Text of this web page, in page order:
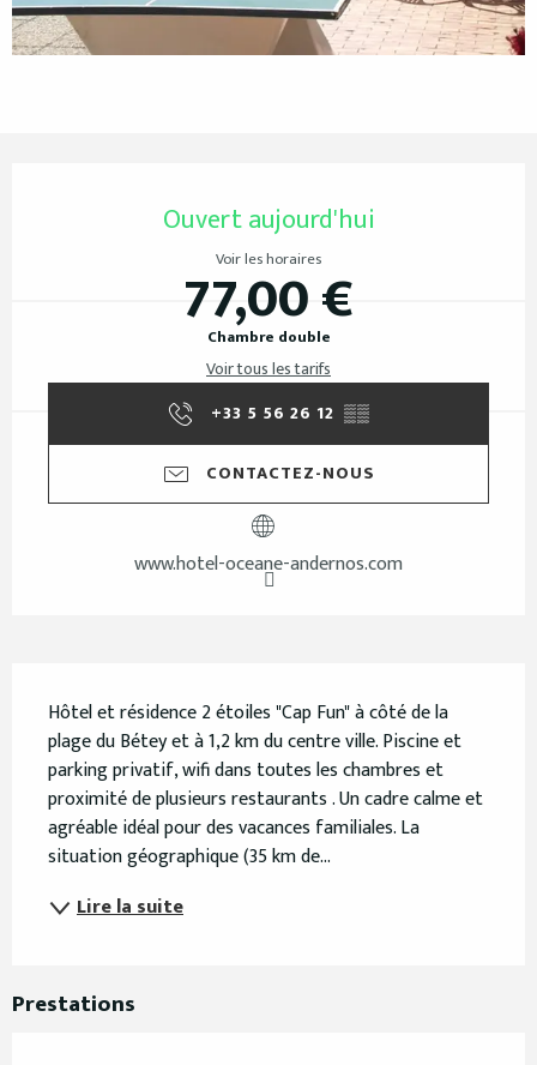
Ouvert aujourd'hui
Voir les horaires
77,00 €
Chambre double
Voir tous les tarifs
+33 5 56 26 12 ▒▒
CONTACTEZ-NOUS
www.hotel-oceane-andernos.com
Hôtel et résidence 2 étoiles "Cap Fun" à côté de la
plage du Bétey et à 1,2 km du centre ville. Piscine et
parking privatif, wifi dans toutes les chambres et
proximité de plusieurs restaurants . Un cadre calme et
agréable idéal pour des vacances familiales. La
situation géographique (35 km de...
Lire la suite
Prestations